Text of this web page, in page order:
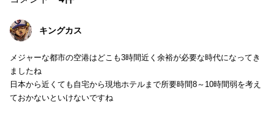
キングカス
メジャーな都市の空港はどこも3時間近く余裕が必要な時代になってき
ましたね
日本から近くても自宅から現地ホテルまで所要時間8～10時間弱を考え
ておかないといけないですね